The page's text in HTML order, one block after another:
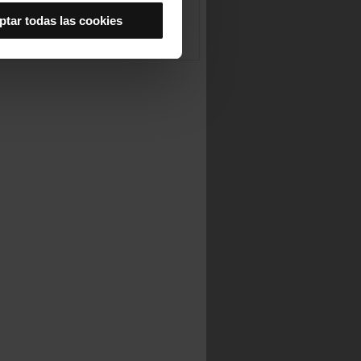
cookies de
las aceptas, no puedes
seleccionando la opción
todas las cookies